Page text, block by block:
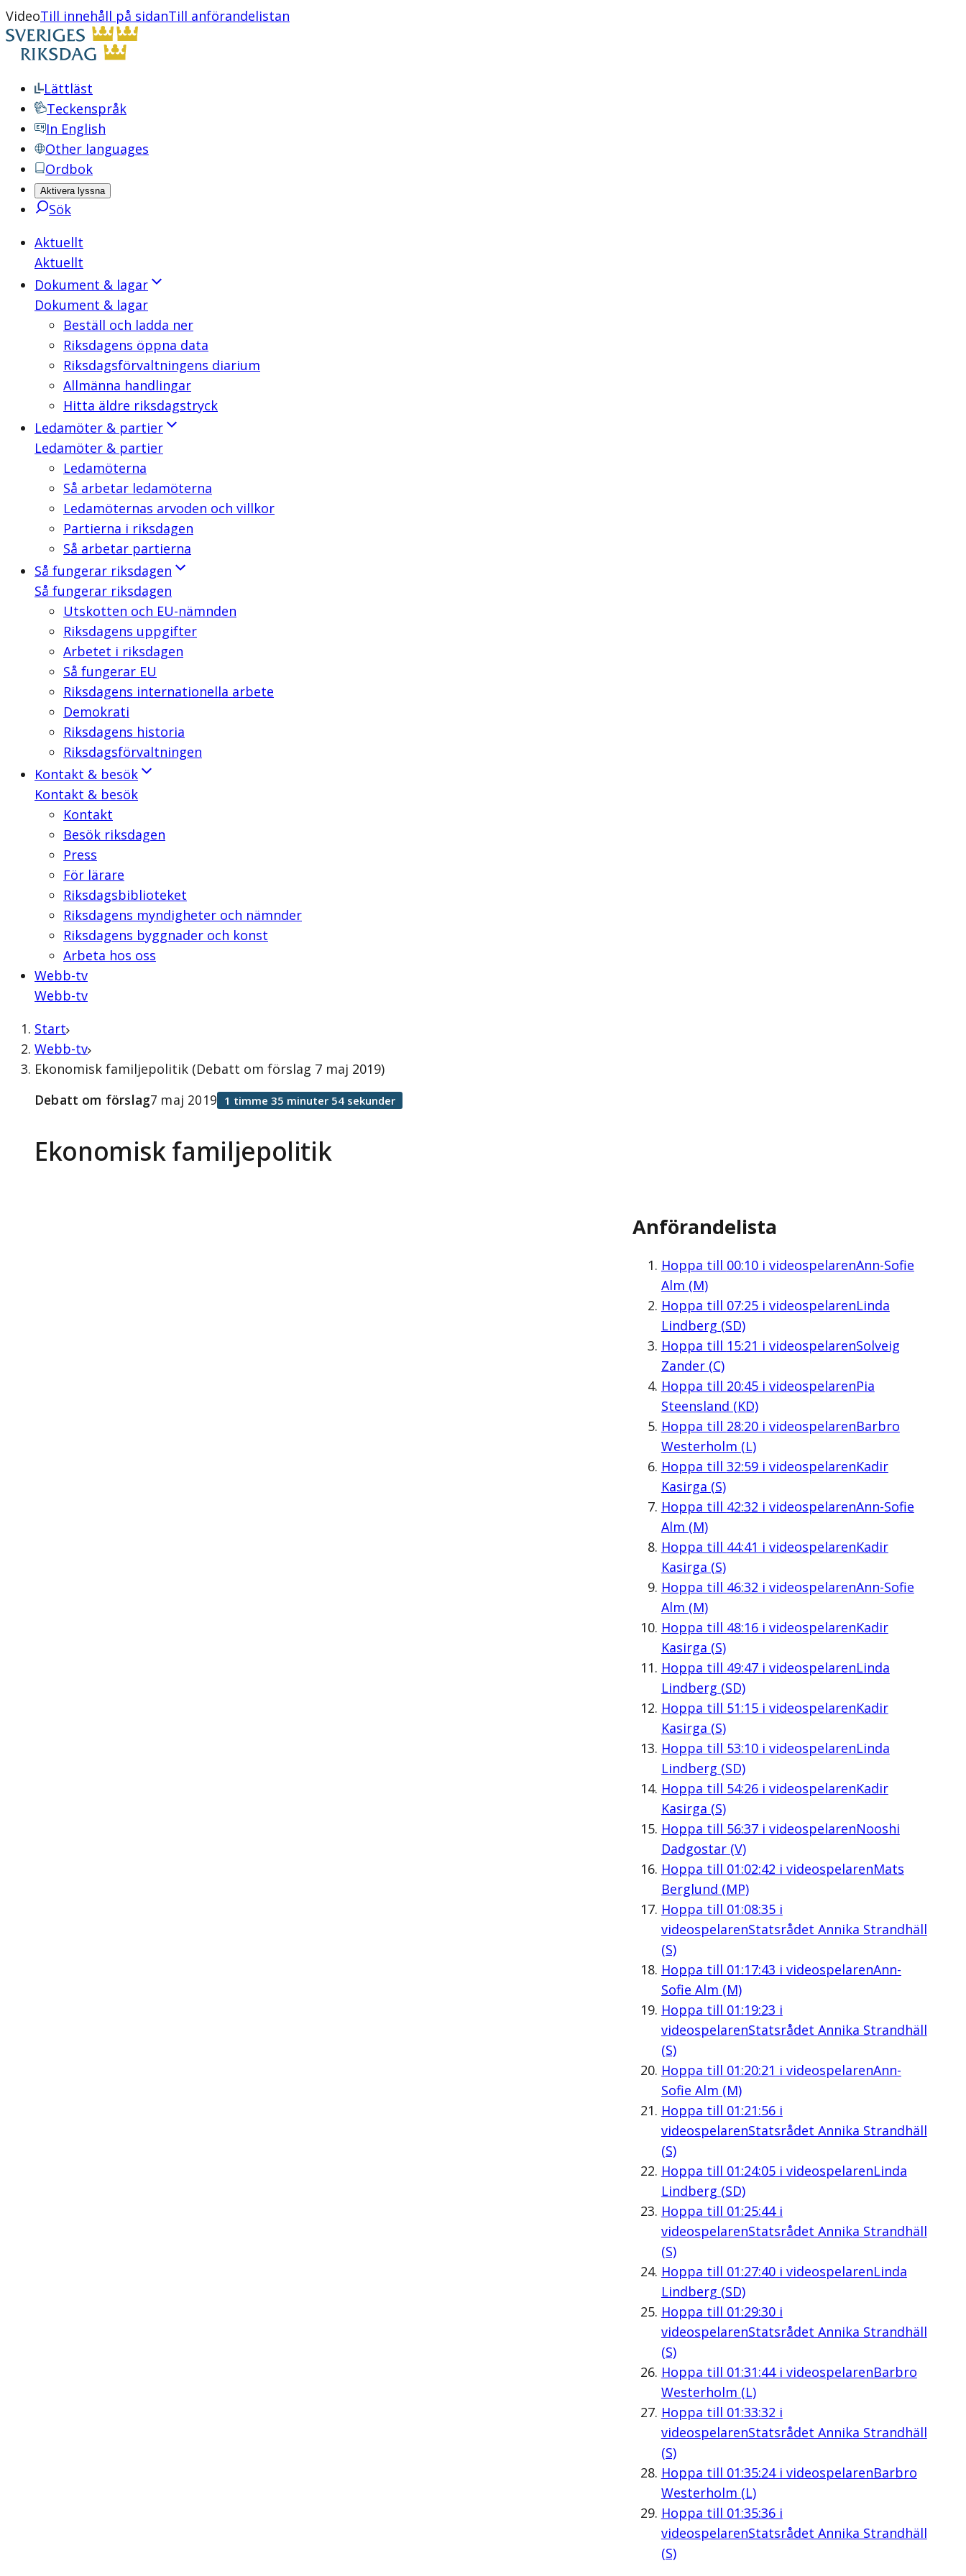
VideoTill innehåll på sidanTill anförandelistan
Lättläst
Teckenspråk
In English
Other languages
Ordbok
Aktivera lyssna
Sök
Aktuellt
Aktuellt
Dokument & lagar
Dokument & lagar
Beställ och ladda ner
Riksdagens öppna data
Riksdagsförvaltningens diarium
Allmänna handlingar
Hitta äldre riksdagstryck
Ledamöter & partier
Ledamöter & partier
Ledamöterna
Så arbetar ledamöterna
Ledamöternas arvoden och villkor
Partierna i riksdagen
Så arbetar partierna
Så fungerar riksdagen
Så fungerar riksdagen
Utskotten och EU-nämnden
Riksdagens uppgifter
Arbetet i riksdagen
Så fungerar EU
Riksdagens internationella arbete
Demokrati
Riksdagens historia
Riksdagsförvaltningen
Kontakt & besök
Kontakt & besök
Kontakt
Besök riksdagen
Press
För lärare
Riksdagsbiblioteket
Riksdagens myndigheter och nämnder
Riksdagens byggnader och konst
Arbeta hos oss
Webb-tv
Webb-tv
Start
Webb-tv
Ekonomisk familjepolitik (Debatt om förslag 7 maj 2019)
Ekonomisk familjepolitik
Debatt om förslag7 maj 2019 1 timme 35 minuter 54 sekunder
Anförandelista
Hoppa till 00:10i videospelarenAnn-Sofie
Alm (M)
Hoppa till 07:25i videospelarenLinda
Lindberg (SD)
Hoppa till 15:21 i videospelarenSolveig
Zander (C)
Hoppa till 20:45i videospelarenPia
Steensland (KD)
Hoppa till 28:20i videospelarenBarbro
Westerholm (L)
Hoppa till 32:59i videospelarenKadir
Kasirga (S)
Hoppa till 42:32 i videospelarenAnn-Sofie
Alm (M)
Hoppa till 44:41 i videospelarenKadir
Kasirga (S)
Hoppa till 46:32 i videospelarenAnn-Sofie
Alm (M)
Hoppa till 48:16i videospelarenKadir
Kasirga (S)
Hoppa till 49:47i videospelarenLinda
Lindberg (SD)
Hoppa till 51:15i videospelarenKadir
Kasirga (S)
Hoppa till 53:10i videospelarenLinda
Lindberg (SD)
Hoppa till 54:26i videospelarenKadir
Kasirga (S)
Hoppa till 56:37i videospelarenNooshi
Dadgostar (V)
Hoppa till 01:02:42 i videospelarenMats
Berglund (MP)
Hoppa till 01:08:35i
videospelarenStatsrådet Annika Strandhäll
(S)
Hoppa till 01:17:43 i videospelarenAnn-
Sofie Alm (M)
Hoppa till 01:19:23 i
videospelarenStatsrådet Annika Strandhäll
(S)
Hoppa till 01:20:21 i videospelarenAnn-
Sofie Alm (M)
Hoppa till 01:21:56i
videospelarenStatsrådet Annika Strandhäll
(S)
Hoppa till 01:24:05i videospelarenLinda
Lindberg (SD)
Hoppa till 01:25:44i
videospelarenStatsrådet Annika Strandhäll
(S)
Hoppa till 01:27:40i videospelarenLinda
Lindberg (SD)
Hoppa till 01:29:30i
videospelarenStatsrådet Annika Strandhäll
(S)
Hoppa till 01:31:44i videospelarenBarbro
Westerholm (L)
Hoppa till 01:33:32 i
videospelarenStatsrådet Annika Strandhäll
(S)
Hoppa till 01:35:24i videospelarenBarbro
Westerholm (L)
Hoppa till 01:35:36i
videospelarenStatsrådet Annika Strandhäll
(S)